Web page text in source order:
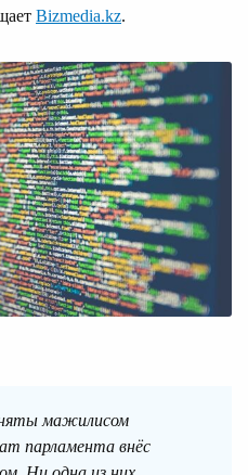
Bizmedia.kz.
мажилисом
парламента внёс